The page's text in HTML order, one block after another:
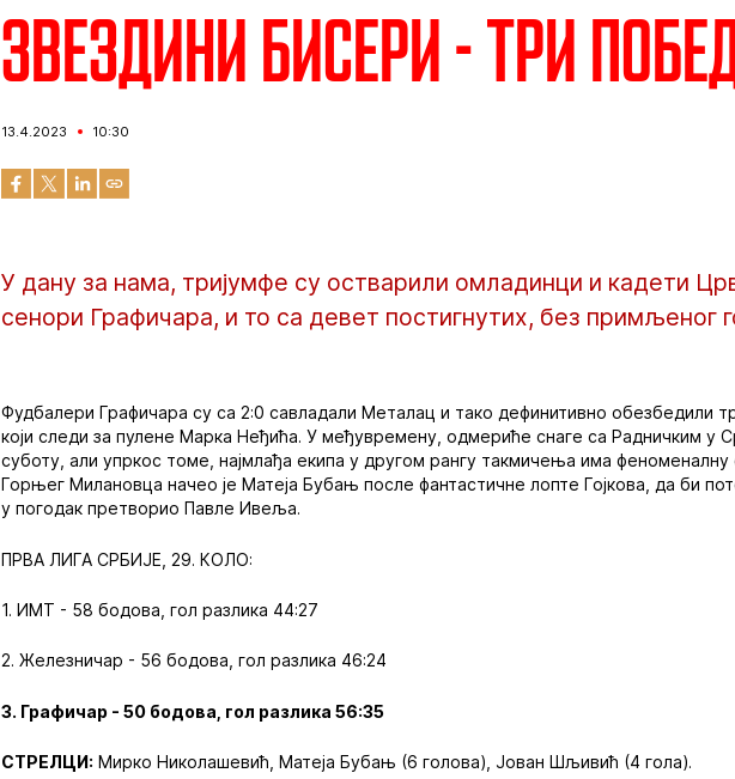
Звездини бисери - Три
13.4.2023 10:30
У дану за нама, тријумфе су остварили омладинци и кадети
сенори Графичара, и то са девет постигнутих, без примљеног
Фудбалери Графичара су са 2:0 савладали Металац и тако дефинитивно обезбедили
који следи за пулене Марка Неђића. У међувремену, одмериће снаге са Радничким у
суботу, али упркос томе, најмлађа екипа у другом рангу такмичења има
Горњег Милановца начео је Матеја Бубањ после фантастичне лопте Гојкова, да би
у погодак претворио Павле Ивеља.
ПРВА ЛИГА СРБИЈЕ, 29. КОЛО:
1. ИМТ - 58 бодова, гол разлика 44:27
2. Железничар - 56 бодова, гол разлика 46:24
3. Графичар - 50 бодова, гол разлика 56:35
СТРЕЛЦИ: Мирко Николашевић, Матеја Бубањ (6 голова), Јован Шљивић (4 гола).